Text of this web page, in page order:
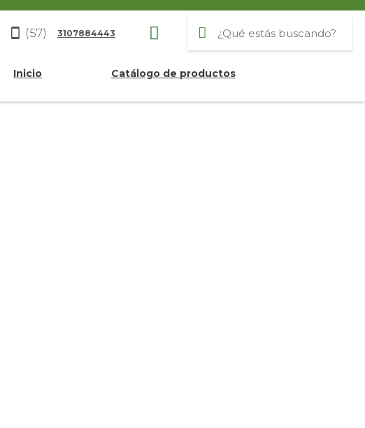
(57) 3107884443
Inicio Catálogo de productos